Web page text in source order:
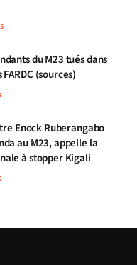
du M23 tués dans
(sources)
Enock Ruberangabo
au M23, appelle la
à stopper Kigali